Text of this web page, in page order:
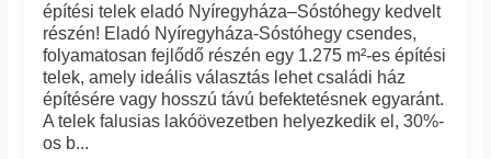
építési telek eladó Nyíregyháza–Sóstóhegy kedvelt
részén! Eladó Nyíregyháza-Sóstóhegy csendes,
folyamatosan fejlődő részén egy 1.275 m²-es építési
telek, amely ideális választás lehet családi ház
építésére vagy hosszú távú befektetésnek egyaránt.
A telek falusias lakóövezetben helyezkedik el, 30%-
os b...